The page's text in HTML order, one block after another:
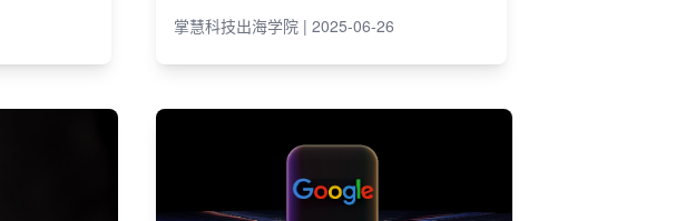
掌慧科技出海学院 | 2025-06-26